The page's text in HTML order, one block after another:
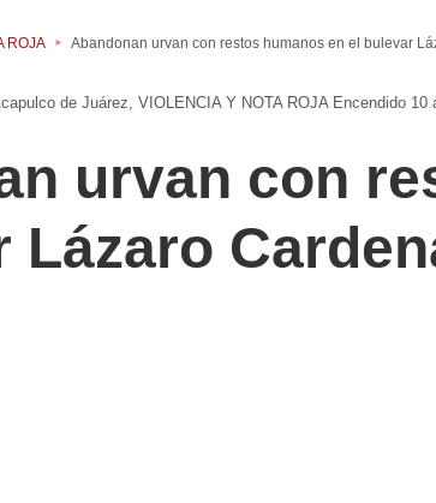
ROJA Abandonan urvan con restos humanos en el bulevar
de Juárez VIOLENCIA Y NOTA ROJA Encendido 10
urvan con
Lázaro